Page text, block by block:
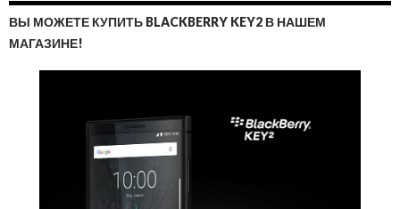
ВЫ МОЖЕТЕ КУПИТЬ BLACKBERRY KEY2 В НАШЕМ
МАГАЗИНЕ!